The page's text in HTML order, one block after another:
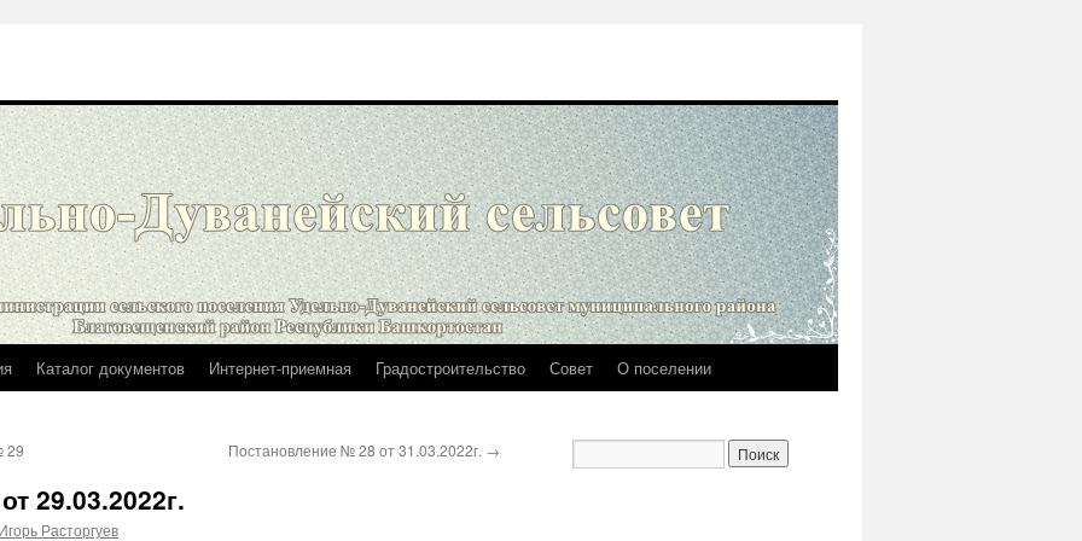
Каталог документов Интернет-приемная Градостроительство Совет О поселении
29 Постановление № 28 от 31.03.2022г. →
29.03.2022г.
Игорь Расторгуев